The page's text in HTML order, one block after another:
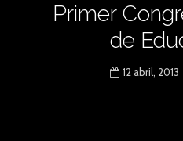
Primer
de
12 abril, 2013